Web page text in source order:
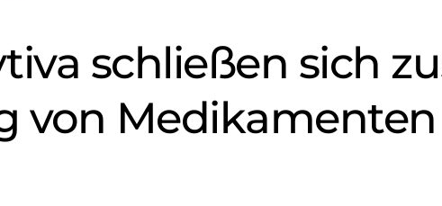
schließen sich
von Medikamenten